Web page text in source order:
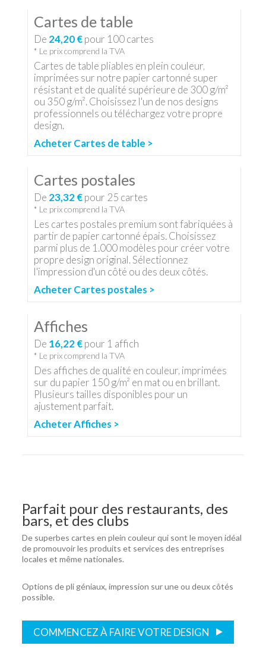
Cartes de table
De 24,20 €pour 100cartes
* Le prix comprend la TVA
Cartes de table pliables en plein couleur,
imprimées sur notre papier cartonné super
résistant et de qualité supérieure de 300 g/m²
ou 350 g/m². Choisissez l'un de nos designs
professionnels ou téléchargez votre propre
design.
Acheter Cartes de table >
Cartes postales
De 23,32 €pour 25 cartes
* Le prix comprend la TVA
Les cartes postales premium sont fabriquées à
partir de papier cartonné épais. Choisissez
parmi plus de 1.000 modèles pour créer votre
propre design original. Sélectionnez
l'impression d'un côté ou des deux côtés.
Acheter Cartes postales >
Affiches
De 16,22 €pour 1 affich
* Le prix comprend la TVA
Des affiches de qualité en couleur, imprimées
sur du papier 150 g/m² en mat ou en brillant.
Plusieurs tailles disponibles pour un
ajustement parfait.
Acheter Affiches >
Parfait pour des restaurants, des
bars, et des clubs
De superbes cartes en plein couleur qui sont le moyen idéal
de promouvoir les produits et services des entreprises
locales et même nationales.
Options de pli géniaux, impression sur une ou deux côtés
possible.
COMMENCEZ À FAIRE VOTRE DESIGN